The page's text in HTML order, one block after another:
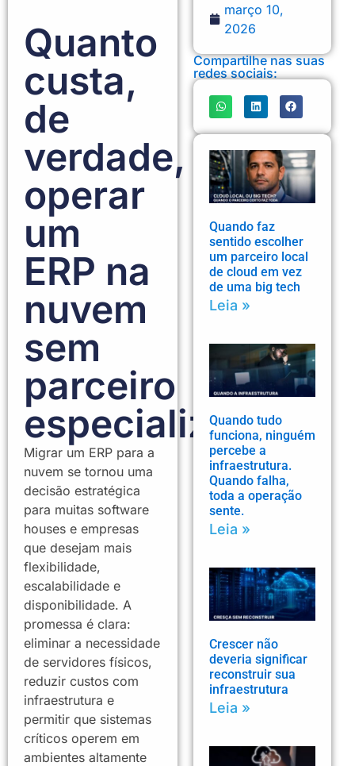
Quanto
custa,
de
verdade,
operar
um
ERP na
nuvem
sem
parceiro
especializado
Migrar um ERP para a
nuvem se tornou uma
decisão estratégica
para muitas software
houses e empresas
que desejam mais
flexibilidade,
escalabilidade e
disponibilidade. A
promessa é clara:
eliminar a necessidade
de servidores físicos,
reduzir custos com
infraestrutura e
permitir que sistemas
críticos operem em
ambientes altamente
março 10,
2026
Compartilhe nas suas
redes sociais:
Quando faz
sentido escolher
um parceiro local
de cloud em vez
de uma big tech
Leia »
Quando tudo
funciona, ninguém
percebe a
infraestrutura.
Quando falha,
toda a operação
sente.
Leia »
Crescer não
deveria significar
reconstruir sua
infraestrutura
Leia »